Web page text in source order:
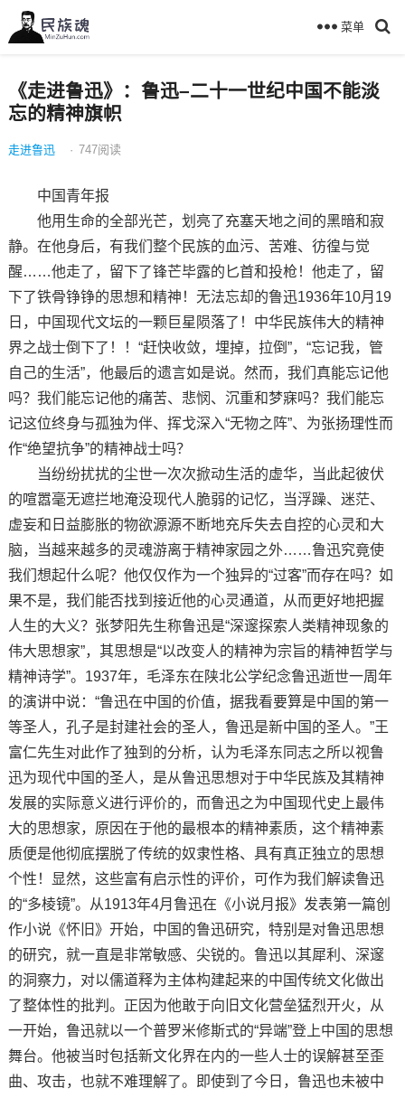
菜单
《走进鲁迅》：鲁迅–二十一世纪中国不能淡
忘的精神旗帜
走进鲁迅 · 747阅读
中国青年报
他用生命的全部光芒，划亮了充塞天地之间的黑暗和寂
静。在他身后，有我们整个民族的血污、苦难、彷徨与觉
醒……他走了，留下了锋芒毕露的匕首和投枪！他走了，留
下了铁骨铮铮的思想和精神！无法忘却的鲁迅1936年10月19
日，中国现代文坛的一颗巨星陨落了！中华民族伟大的精神
界之战士倒下了！！“赶快收敛，埋掉，拉倒”，“忘记我，管
自己的生活”，他最后的遗言如是说。然而，我们真能忘记他
吗？我们能忘记他的痛苦、悲悯、沉重和梦寐吗？我们能忘
记这位终身与孤独为伴、挥戈深入“无物之阵”、为张扬理性而
作“绝望抗争”的精神战士吗？
当纷纷扰扰的尘世一次次掀动生活的虚华，当此起彼伏
的喧嚣毫无遮拦地淹没现代人脆弱的记忆，当浮躁、迷茫、
虚妄和日益膨胀的物欲源源不断地充斥失去自控的心灵和大
脑，当越来越多的灵魂游离于精神家园之外……鲁迅究竟使
我们想起什么呢？他仅仅作为一个独异的“过客”而存在吗？如
果不是，我们能否找到接近他的心灵通道，从而更好地把握
人生的大义？张梦阳先生称鲁迅是“深邃探索人类精神现象的
伟大思想家”，其思想是“以改变人的精神为宗旨的精神哲学与
精神诗学”。1937年，毛泽东在陕北公学纪念鲁迅逝世一周年
的演讲中说：“鲁迅在中国的价值，据我看要算是中国的第一
等圣人，孔子是封建社会的圣人，鲁迅是新中国的圣人。”王
富仁先生对此作了独到的分析，认为毛泽东同志之所以视鲁
迅为现代中国的圣人，是从鲁迅思想对于中华民族及其精神
发展的实际意义进行评价的，而鲁迅之为中国现代史上最伟
大的思想家，原因在于他的最根本的精神素质，这个精神素
质便是他彻底摆脱了传统的奴隶性格、具有真正独立的思想
个性！显然，这些富有启示性的评价，可作为我们解读鲁迅
的“多棱镜”。从1913年4月鲁迅在《小说月报》发表第一篇创
作小说《怀旧》开始，中国的鲁迅研究，特别是对鲁迅思想
的研究，就一直是非常敏感、尖锐的。鲁迅以其犀利、深邃
的洞察力，对以儒道释为主体构建起来的中国传统文化做出
了整体性的批判。正因为他敢于向旧文化营垒猛烈开火，从
一开始，鲁迅就以一个普罗米修斯式的“异端”登上中国的思想
舞台。他被当时包括新文化界在内的一些人士的误解甚至歪
曲、攻击，也就不难理解了。即使到了今日，鲁迅也未被中